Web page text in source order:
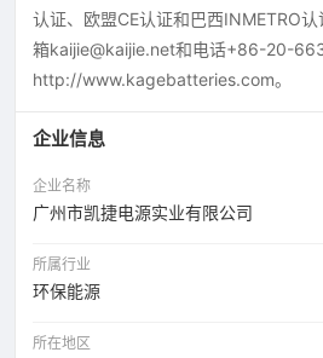
认证、欧盟CE认证和巴西INMETRO
箱kaijie@kaijie.net和电话+86-20-
http://www.kagebatteries.com。
企业信息
企业名称
广州市凯捷电源实业有限公司
所属行业
环保能源
所在地区